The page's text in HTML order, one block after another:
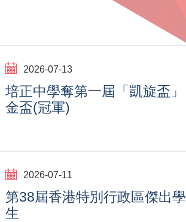
2026-07-13
培正中學奪第一屆「凱旋盃」
金盃(冠軍)
2026-07-11
第38屆香港特別行政區傑出學
生